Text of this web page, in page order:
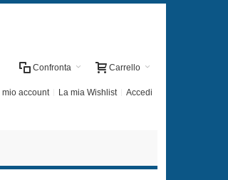
Carrello
Confronta
Il mio account La mia Wishlist Accedi